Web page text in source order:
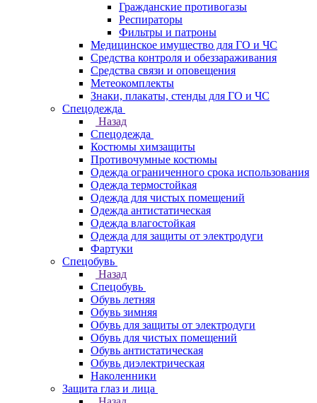
Гражданские противогазы
Респираторы
Фильтры и патроны
Медицинское имущество для ГО и ЧС
Средства контроля и обеззараживания
Средства связи и оповещения
Метеокомплекты
Знаки, плакаты, стенды для ГО и ЧС
Спецодежда
Назад
Спецодежда
Костюмы химзащиты
Противочумные костюмы
Одежда ограниченного срока использования
Одежда термостойкая
Одежда для чистых помещений
Одежда антистатическая
Одежда влагостойкая
Одежда для защиты от электродуги
Фартуки
Спецобувь
Назад
Спецобувь
Обувь летняя
Обувь зимняя
Обувь для защиты от электродуги
Обувь для чистых помещений
Обувь антистатическая
Обувь диэлектрическая
Наколенники
Защита глаз и лица